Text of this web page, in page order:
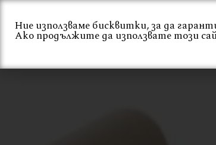
Skip
content
Начало
Ние използваме бисквитки, за да
Ако продължите да използвате този